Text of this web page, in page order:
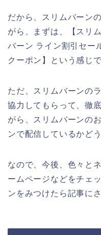
だから、スリムバーン
がら、まずは、【スリ
バーン ライン割引セー
クーポン】という感じ
ただ、スリムバーンの
協力してもらって、徹
がら、スリムバーンの
ンで配信しているかど
なので、今後、色々と
ームページなどをチェ
ンをみつけたら記事に